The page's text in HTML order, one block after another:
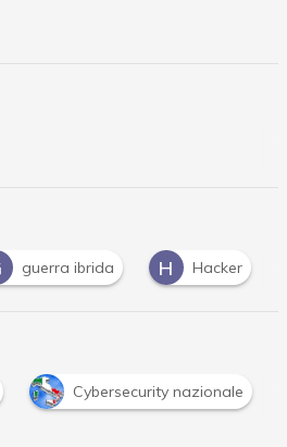
H Hacker H Hacking
le ultime news in tempo